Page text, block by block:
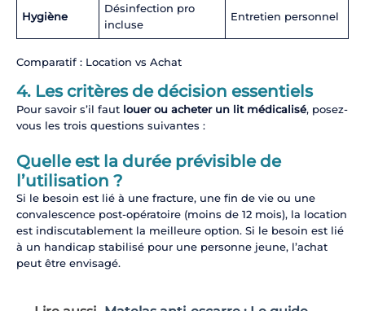
Hygiène
Désinfection pro
incluse
Entretien personnel
Comparatif : Location vs Achat
4. Les critères de décision essentiels
Pour savoir s’il faut louer ou acheter un lit médicalisé, posez-
vous les trois questions suivantes :
Quelle est la durée prévisible de
l’utilisation ?
Si le besoin est lié à une fracture, une fin de vie ou une
convalescence post-opératoire (moins de 12 mois), la location
est indiscutablement la meilleure option. Si le besoin est lié
à un handicap stabilisé pour une personne jeune, l’achat
peut être envisagé.